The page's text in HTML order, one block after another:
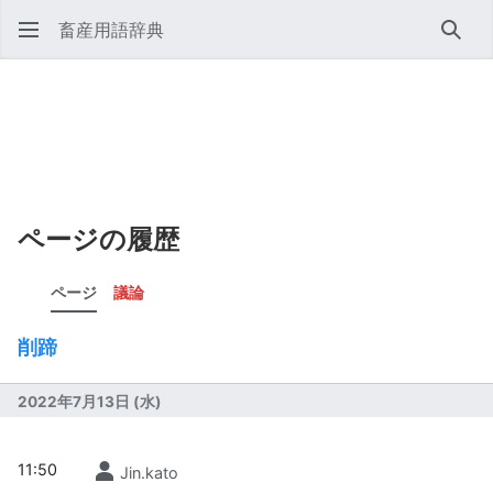
畜産用語辞典 検索
ページの履歴
ページ 議論
削蹄
2022年7月13日 (水)
Jin.kato
11:50